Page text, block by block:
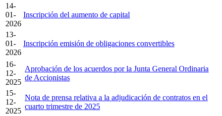
14-
01-
2026
Inscripción del aumento de capital
13-
01-
2026
Inscripción emisión de obligaciones convertibles
16-
12-
2025
Aprobación de los acuerdos por la Junta General Ordinaria
de Accionistas
15-
12-
2025
Nota de prensa relativa a la adjudicación de contratos en el
cuarto trimestre de 2025